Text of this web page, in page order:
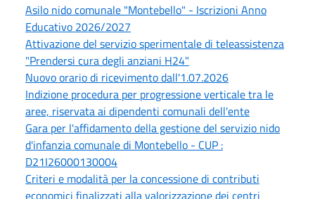
Asilo nido comunale "Montebello" - Iscrizioni Anno
Educativo 2026/2027
Attivazione del servizio sperimentale di teleassistenza
"Prendersi cura degli anziani H24"
Nuovo orario di ricevimento dall'1.07.2026
Indizione procedura per progressione verticale tra le
aree, riservata ai dipendenti comunali dell'ente
Gara per l'affidamento della gestione del servizio nido
d'infanzia comunale di Montebello - CUP :
D21I26000130004
Criteri e modalità per la concessione di contributi
economici finalizzati alla valorizzazione dei centri